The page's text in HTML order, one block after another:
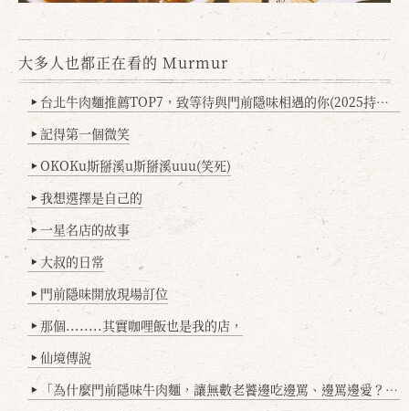
大多人也都正在看的 Murmur
▶ 台北牛肉麵推薦TOP7，致等待與門前隱味相遇的你(2025持續更新
▶ 記得第一個微笑
▶ OKOKu斯掰溪u斯掰溪uuu(笑死)
▶ 我想選擇是自己的
▶ 一星名店的故事
▶ 大叔的日常
▶ 門前隱味開放現場訂位
▶ 那個........其實咖哩飯也是我的店，
▶ 仙境傳說
▶ 「為什麼門前隱味牛肉麵，讓無數老饕邊吃邊罵、邊罵邊愛？小辣雞揭密！」